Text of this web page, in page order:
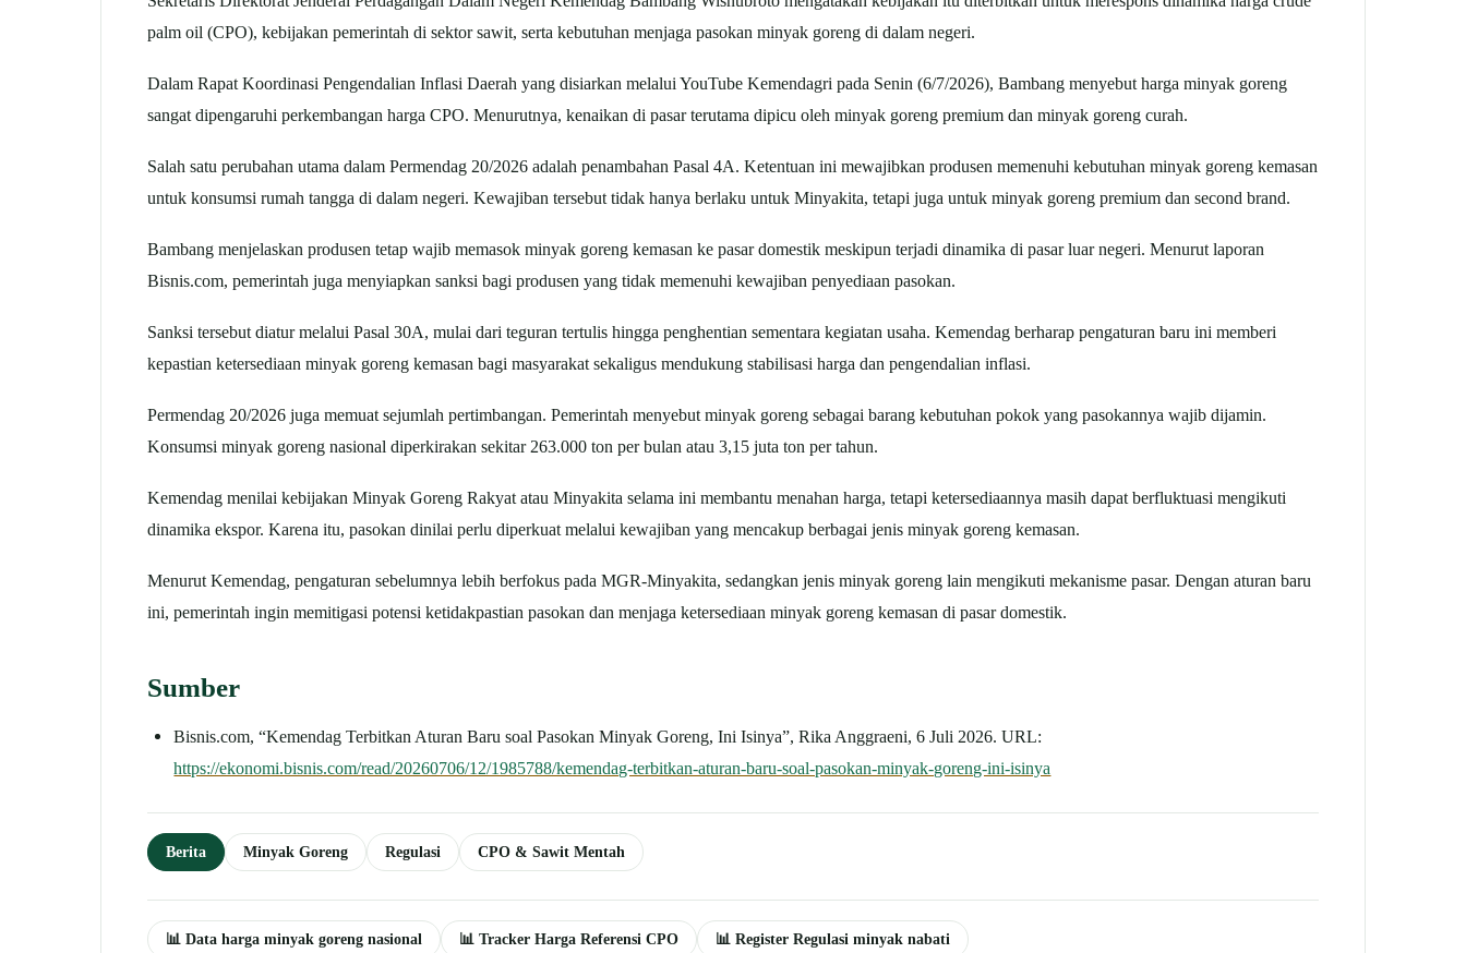
palm oil (CPO), kebijakan pemerintah di sektor sawit, serta kebutuhan menjaga pasokan minyak goreng di dalam negeri.
Dalam Rapat Koordinasi Pengendalian Inflasi Daerah yang disiarkan melalui YouTube Kemendagri pada Senin (6/7/2026), Bambang menyebut harga minyak goreng
sangat dipengaruhi perkembangan harga CPO. Menurutnya, kenaikan di pasar terutama dipicu oleh minyak goreng premium dan minyak goreng curah.
Salah satu perubahan utama dalam Permendag 20/2026 adalah penambahan Pasal 4A. Ketentuan ini mewajibkan produsen memenuhi kebutuhan minyak goreng kemasan
untuk konsumsi rumah tangga di dalam negeri. Kewajiban tersebut tidak hanya berlaku untuk Minyakita, tetapi juga untuk minyak goreng premium dan second brand.
Bambang menjelaskan produsen tetap wajib memasok minyak goreng kemasan ke pasar domestik meskipun terjadi dinamika di pasar luar negeri. Menurut laporan
Bisnis.com, pemerintah juga menyiapkan sanksi bagi produsen yang tidak memenuhi kewajiban penyediaan pasokan.
Sanksi tersebut diatur melalui Pasal 30A, mulai dari teguran tertulis hingga penghentian sementara kegiatan usaha. Kemendag berharap pengaturan baru ini memberi
kepastian ketersediaan minyak goreng kemasan bagi masyarakat sekaligus mendukung stabilisasi harga dan pengendalian inflasi.
Permendag 20/2026 juga memuat sejumlah pertimbangan. Pemerintah menyebut minyak goreng sebagai barang kebutuhan pokok yang pasokannya wajib dijamin.
Konsumsi minyak goreng nasional diperkirakan sekitar 263.000 ton per bulan atau 3,15 juta ton per tahun.
Kemendag menilai kebijakan Minyak Goreng Rakyat atau Minyakita selama ini membantu menahan harga, tetapi ketersediaannya masih dapat berfluktuasi mengikuti
dinamika ekspor. Karena itu, pasokan dinilai perlu diperkuat melalui kewajiban yang mencakup berbagai jenis minyak goreng kemasan.
Menurut Kemendag, pengaturan sebelumnya lebih berfokus pada MGR-Minyakita, sedangkan jenis minyak goreng lain mengikuti mekanisme pasar. Dengan aturan baru
ini, pemerintah ingin memitigasi potensi ketidakpastian pasokan dan menjaga ketersediaan minyak goreng kemasan di pasar domestik.
Sumber
Bisnis.com, “Kemendag Terbitkan Aturan Baru soal Pasokan Minyak Goreng, Ini Isinya”, Rika Anggraeni, 6 Juli 2026. URL:
https://ekonomi.bisnis.com/read/20260706/12/1985788/kemendag-terbitkan-aturan-baru-soal-pasokan-minyak-goreng-ini-isinya
Berita Minyak Goreng Regulasi CPO & Sawit Mentah
📊 Data harga minyak goreng nasional 📊 Tracker Harga Referensi CPO 📊 Register Regulasi minyak nabati